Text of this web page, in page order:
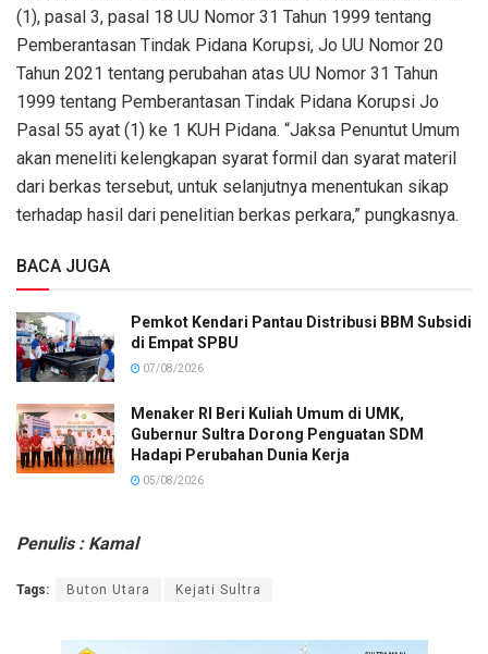
(1), pasal 3, pasal 18 UU Nomor 31 Tahun 1999 tentang
Pemberantasan Tindak Pidana Korupsi, Jo UU Nomor 20
Tahun 2021 tentang perubahan atas UU Nomor 31 Tahun
1999 tentang Pemberantasan Tindak Pidana Korupsi Jo
Pasal 55 ayat (1) ke 1 KUH Pidana. “Jaksa Penuntut Umum
akan meneliti kelengkapan syarat formil dan syarat materil
dari berkas tersebut, untuk selanjutnya menentukan sikap
terhadap hasil dari penelitian berkas perkara,” pungkasnya.
BACA JUGA
Pemkot Kendari Pantau Distribusi BBM Subsidi
di Empat SPBU
07/08/2026
Menaker RI Beri Kuliah Umum di UMK,
Gubernur Sultra Dorong Penguatan SDM
Hadapi Perubahan Dunia Kerja
05/08/2026
Penulis : Kamal
Tags: Buton Utara Kejati Sultra